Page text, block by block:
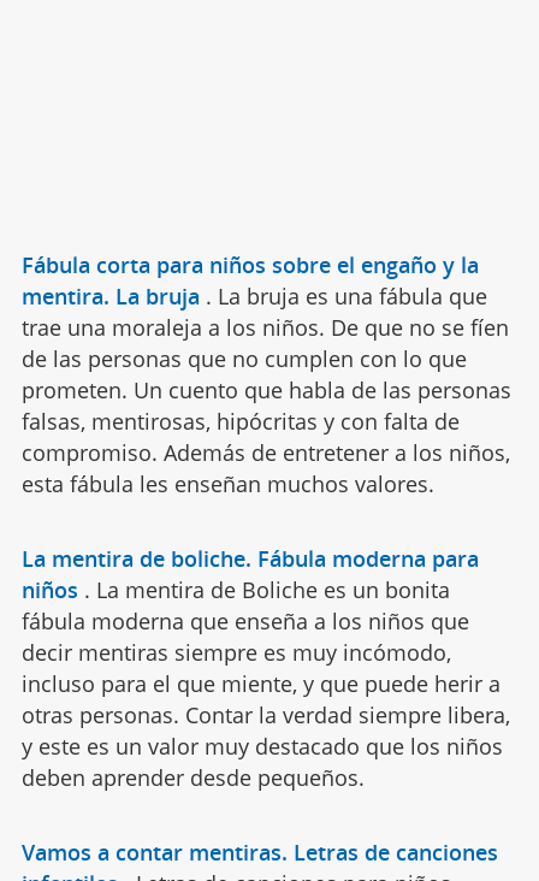
Fábula corta para niños sobre el engaño y la
mentira. La bruja . La bruja es una fábula que
trae una moraleja a los niños. De que no se fíen
de las personas que no cumplen con lo que
prometen. Un cuento que habla de las personas
falsas, mentirosas, hipócritas y con falta de
compromiso. Además de entretener a los niños,
esta fábula les enseñan muchos valores.
La mentira de boliche. Fábula moderna para
niños . La mentira de Boliche es un bonita
fábula moderna que enseña a los niños que
decir mentiras siempre es muy incómodo,
incluso para el que miente, y que puede herir a
otras personas. Contar la verdad siempre libera,
y este es un valor muy destacado que los niños
deben aprender desde pequeños.
Vamos a contar mentiras. Letras de canciones